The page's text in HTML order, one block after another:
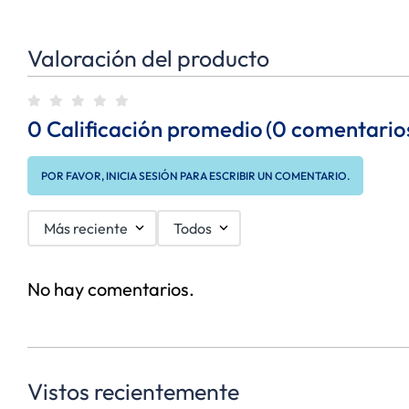
Valoración del producto
0 Calificación promedio(0
POR FAVOR, INICIA SESIÓN PARA ESCRIBIR UN COMENTARIO.
Más reciente Todos
No hay comentarios.
Vistos recientemente